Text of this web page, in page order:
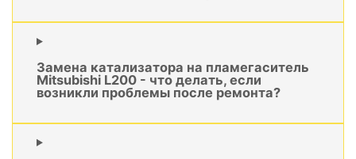
Замена катализатора на пламегаситель
Mitsubishi L200 - что делать, если
возникли проблемы после ремонта?